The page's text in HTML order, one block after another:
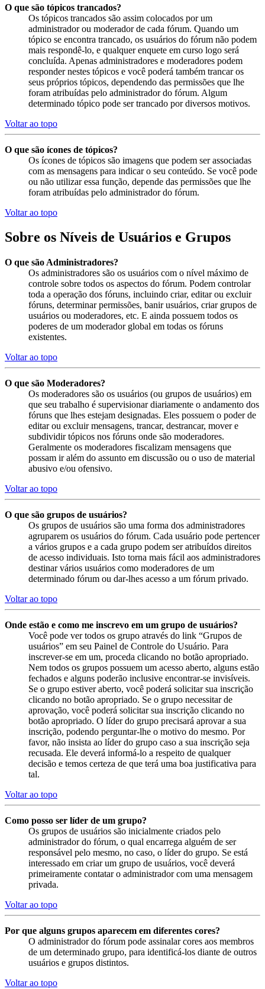
O que são tópicos trancados?
Os tópicos trancados são assim colocados por um
administrador ou moderador de cada fórum. Quando um
tópico se encontra trancado, os usuários do fórum não podem
mais respondê-lo, e qualquer enquete em curso logo será
concluída. Apenas administradores e moderadores podem
responder nestes tópicos e você poderá também trancar os
seus próprios tópicos, dependendo das permissões que lhe
foram atribuídas pelo administrador do fórum. Algum
determinado tópico pode ser trancado por diversos motivos.
Voltar ao topo
O que são ícones de tópicos?
Os ícones de tópicos são imagens que podem ser associadas
com as mensagens para indicar o seu conteúdo. Se você pode
ou não utilizar essa função, depende das permissões que lhe
foram atribuídas pelo administrador do fórum.
Voltar ao topo
Sobre os Níveis de Usuários e Grupos
O que são Administradores?
Os administradores são os usuários com o nível máximo de
controle sobre todos os aspectos do fórum. Podem controlar
toda a operação dos fóruns, incluindo criar, editar ou excluir
fóruns, determinar permissões, banir usuários, criar grupos de
usuários ou moderadores, etc. E ainda possuem todos os
poderes de um moderador global em todas os fóruns
existentes.
Voltar ao topo
O que são Moderadores?
Os moderadores são os usuários (ou grupos de usuários) em
que seu trabalho é supervisionar diariamente o andamento dos
fóruns que lhes estejam designadas. Eles possuem o poder de
editar ou excluir mensagens, trancar, destrancar, mover e
subdividir tópicos nos fóruns onde são moderadores.
Geralmente os moderadores fiscalizam mensagens que
possam ir além do assunto em discussão ou o uso de material
abusivo e/ou ofensivo.
Voltar ao topo
O que são grupos de usuários?
Os grupos de usuários são uma forma dos administradores
agruparem os usuários do fórum. Cada usuário pode pertencer
a vários grupos e a cada grupo podem ser atribuídos direitos
de acesso individuais. Isto torna mais fácil aos administradores
destinar vários usuários como moderadores de um
determinado fórum ou dar-lhes acesso a um fórum privado.
Voltar ao topo
Onde estão e como me inscrevo em um grupo de usuários?
Você pode ver todos os grupo através do link “Grupos de
usuários” em seu Painel de Controle do Usuário. Para
inscrever-se em um, proceda clicando no botão apropriado.
Nem todos os grupos possuem um acesso aberto, alguns estão
fechados e alguns poderão inclusive encontrar-se invisíveis.
Se o grupo estiver aberto, você poderá solicitar sua inscrição
clicando no botão apropriado. Se o grupo necessitar de
aprovação, você poderá solicitar sua inscrição clicando no
botão apropriado. O líder do grupo precisará aprovar a sua
inscrição, podendo perguntar-lhe o motivo do mesmo. Por
favor, não insista ao líder do grupo caso a sua inscrição seja
recusada. Ele deverá informá-lo a respeito de qualquer
decisão e temos certeza de que terá uma boa justificativa para
tal.
Voltar ao topo
Como posso ser líder de um grupo?
Os grupos de usuários são inicialmente criados pelo
administrador do fórum, o qual encarrega alguém de ser
responsável pelo mesmo, no caso, o líder do grupo. Se está
interessado em criar um grupo de usuários, você deverá
primeiramente contatar o administrador com uma mensagem
privada.
Voltar ao topo
Por que alguns grupos aparecem em diferentes cores?
O administrador do fórum pode assinalar cores aos membros
de um determinado grupo, para identificá-los diante de outros
usuários e grupos distintos.
Voltar ao topo